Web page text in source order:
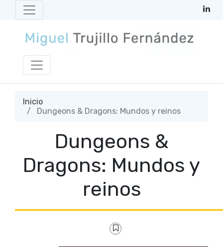
Inicio
Dungeons & Dragons: Mundos y reinos
Dungeons &
Dragons: Mundos y
reinos